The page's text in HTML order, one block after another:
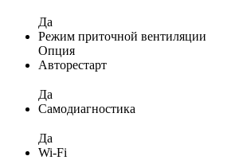
Да
Режим приточной вентиляции
Опция
Авторестарт
Да
Самодиагностика
Да
Wi-Fi